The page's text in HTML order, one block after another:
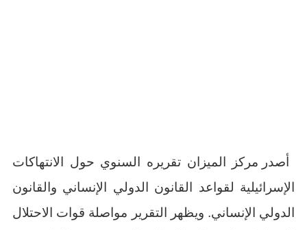
أصدر مركز الميزان تقريره السنوي حول الانتهاكات
الإسرائيلية لقواعد القانون الدولي الإنساني والقانون
الدولي الإنساني. ويظهر التقرير مواصلة قوات الاحتلال